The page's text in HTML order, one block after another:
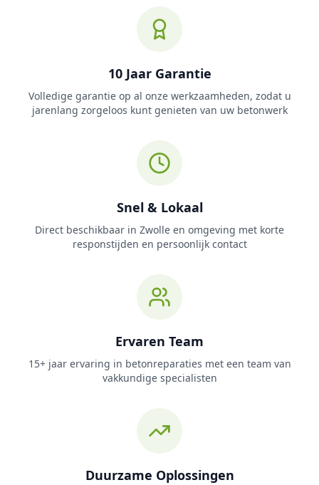
10 Jaar Garantie
Volledige garantie op al onze werkzaamheden, zodat u
jarenlang zorgeloos kunt genieten van uw betonwerk
Snel & Lokaal
Direct beschikbaar in Zwolle en omgeving met korte
responstijden en persoonlijk contact
Ervaren Team
15+ jaar ervaring in betonreparaties met een team van
vakkundige specialisten
Duurzame Oplossingen